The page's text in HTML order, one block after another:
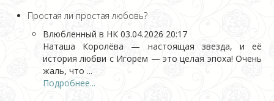
Простая ли простая любовь?
Влюбленный в НК 03.04.2026 20:17
Наташа Королёва — настоящая звезда, и её
история любви с Игорем — это целая эпоха! Очень
жаль, что ...
Подробнее...